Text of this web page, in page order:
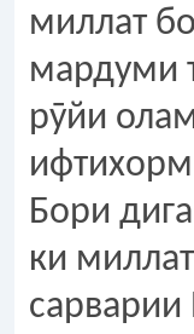
миллат
мардуми
рӯйи
Бори
ки